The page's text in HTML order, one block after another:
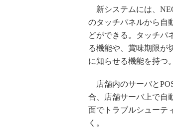
新システムには、
のタッチパネルから自
どができる。タッチパ
る機能や、賞味期限が
に知らせる機能を持つ。
店舗内のサーバと
合、店舗サーバ上で自
面でトラブルシューテ
く。